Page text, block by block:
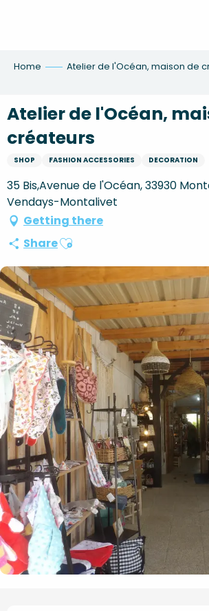
Home Atelier de l'Océan, maison de
Atelier de l'Océan,
créateurs
SHOP FASHION ACCESSORIES DECORATION
35 Bis,Avenue de l'Océan, 33930
Vendays-Montalivet
Getting there
ShareAjouter aux favoris